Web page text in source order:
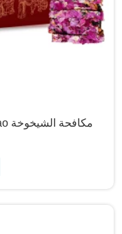
غذاء التغذية الصينية روز الكعكة ejiao مكافحة الشيخوخة